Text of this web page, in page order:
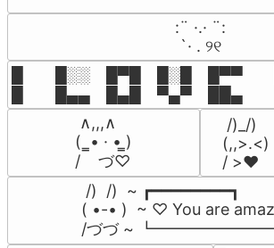
⠀:¨ ·.· ¨:⠀
⠀ `· . ୨୧⠀
█  █░░ █▀█ █░█ █▀▀
█  █▄▄ █▄█ ▀▄▀ ██▄
∧,,,∧
(  ̳• · • ̳)
/    づ♡
/)_/)
/ >❤️
/)  /)  ~ ┏━━━━━━━━┓
( •-• )  ~ ♡ You are
/づづ ~